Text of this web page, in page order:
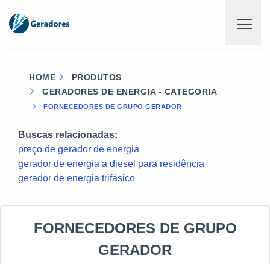
HOME
PRODUTOS
GERADORES DE ENERGIA - CATEGORIA
FORNECEDORES DE GRUPO GERADOR
Buscas relacionadas:
preço de gerador de energia
gerador de energia a diesel para residência
gerador de energia trifásico
FORNECEDORES DE GRUPO
GERADOR